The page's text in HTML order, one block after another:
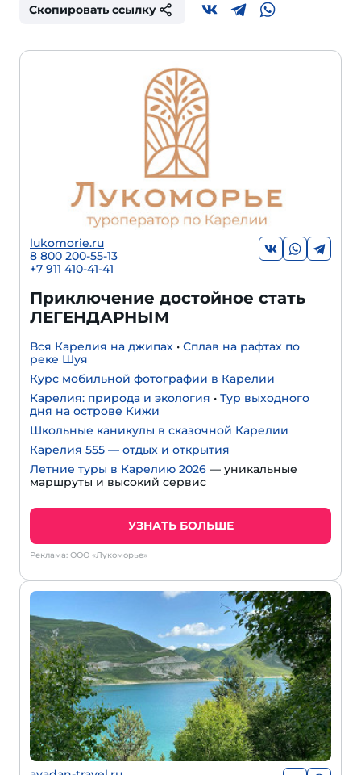
Скопировать ссылку
lukomorie.ru
8 800 200-55-13
+7 911 410-41-41
Приключение достойное стать
ЛЕГЕНДАРНЫМ
Вся Карелия на джипах • Сплав на рафтах по
реке Шуя
Курс мобильной фотографии в Карелии
Карелия: природа и экология • Тур выходного
дня на острове Кижи
Школьные каникулы в сказочной Карелии
Карелия 555 — отдых и открытия
Летние туры в Карелию 2026 — уникальные
маршруты и высокий сервис
УЗНАТЬ БОЛЬШЕ
Реклама: ООО «Лукоморье»